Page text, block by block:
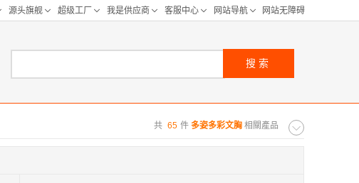
共 65 件 多姿多彩文胸 相關產品
搜索